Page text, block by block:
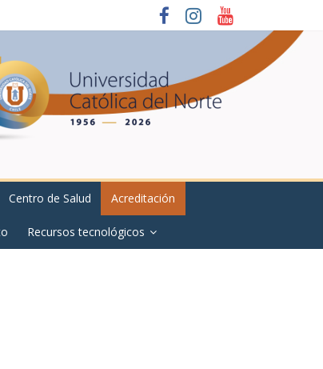
Centro de Salud Acreditación
Recursos tecnológicos